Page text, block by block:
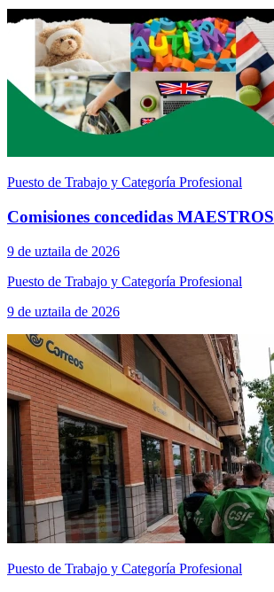
Puesto de Trabajo y Categoría Profesional
Comisiones concedidas MAESTROS
9 de uztaila de 2026
Puesto de Trabajo y Categoría Profesional
9 de uztaila de 2026
Puesto de Trabajo y Categoría Profesional